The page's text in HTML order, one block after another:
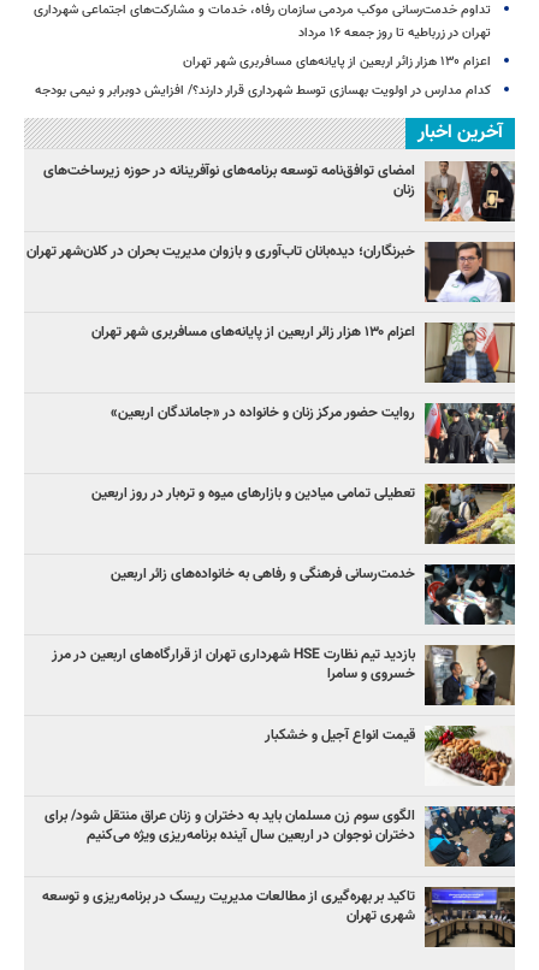
تداوم خدمت‌رسانی موکب مردمی سازمان رفاه، خدمات و مشارکت‌های اجتماعی شهرداری
تهران در زرباطیه تا روز جمعه ۱۶ مرداد
اعزام ۱۳۰ هزار زائر اربعین از پایانه‌های مسافربری شهر تهران
کدام مدارس در اولویت بهسازی توسط شهرداری قرار دارند؟/ افزایش دوبرابر و نیمی بودجه
آخرین اخبار
امضای توافق‌نامه توسعه برنامه‌های نوآفرینانه در حوزه زیرساخت‏‌های
زنان
خبرنگاران؛ دیده‌بانان تاب‌آوری و بازوان مدیریت بحران در کلان‌شهر تهران
اعزام ۱۳۰ هزار زائر اربعین از پایانه‌های مسافربری شهر تهران
روایت حضور مرکز زنان و خانواده در «جاماندگان اربعین»
تعطیلی تمامی میادین و بازارهای میوه و تره‌بار در روز اربعین
خدمت‌رسانی فرهنگی و رفاهی به خانواده‌های زائر اربعین
بازدید تیم نظارت HSE شهرداری تهران از قرارگاه‌های اربعین در مرز
خسروی و سامرا
قیمت انواع آجیل و خشکبار
الگوی سوم زن مسلمان باید به دختران و زنان عراق منتقل شود/ برای
دختران نوجوان در اربعین سال آینده برنامه‌ریزی ویژه می‌کنیم
تاکید بر بهره‌گیری از مطالعات مدیریت ریسک در برنامه‌ریزی و توسعه
شهری تهران